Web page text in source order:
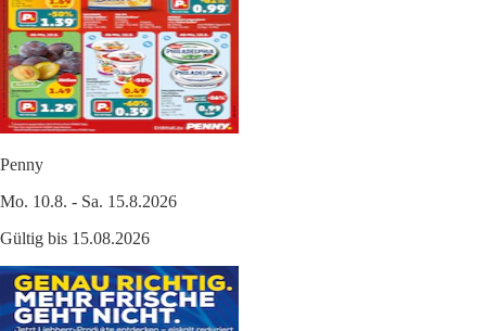
Penny
Mo. 10.8. - Sa. 15.8.2026
Gültig bis 15.08.2026